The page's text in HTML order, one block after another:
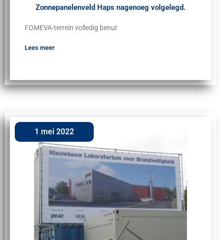
Zonnepanelenveld Haps nagenoeg volgelegd.
FOMEVA-terrein volledig benut
Lees meer
1 mei 2022